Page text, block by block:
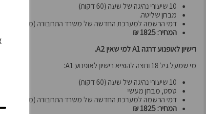
10 שיעורי נהיגה של שעה (60 דקות)
מבחן שליטה.
דמי הרשמה למערכת החדשה של משרד התחבורה (מערכת
המחיר: 1825 ₪
רישיון לאופנוע דרגה A1 למי שאין A2.
מי שמעל גיל 18 ורוצה להוציא רישיון לאופנוע A1:
10 שיעורי נהיגה של שעה (60 דקות)
טסט, מבחן מעשי
דמי הרשמה למערכת החדשה של משרד התחבורה (מערכת
המחיר: 1825 ₪